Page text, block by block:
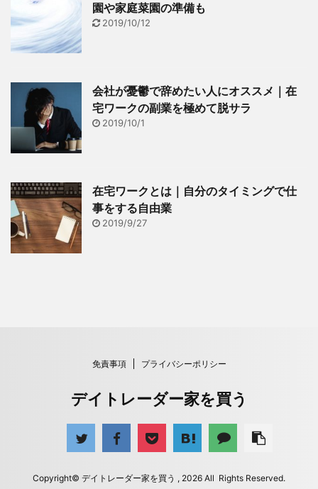
園や家庭菜園の準備も
2019/10/12
会社が憂鬱で辞めたい人にオススメ｜在
宅ワークの副業を極めて脱サラ
2019/10/1
在宅ワークとは｜自分のタイミングで仕
事をする自由業
2019/9/27
免責事項 プライバシーポリシー
デイトレーダー家を買う
Copyright© デイトレーダー家を買う , 2026 All Rights Reserved.